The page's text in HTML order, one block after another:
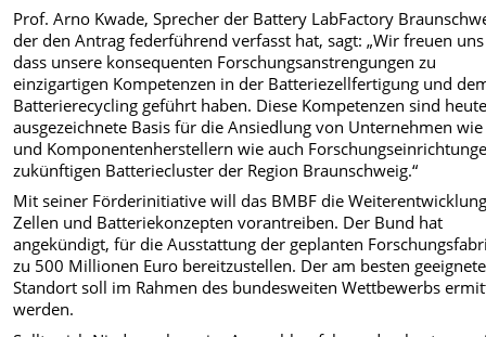
Prof. Arno Kwade, Sprecher der Battery LabFactory
der den Antrag federführend verfasst hat, sagt: „Wir freuen
dass unsere konsequenten Forschungsanstrengungen zu
einzigartigen Kompetenzen in der Batteriezellfertigung und
Batterierecycling geführt haben. Diese Kompetenzen sind
ausgezeichnete Basis für die Ansiedlung von Unternehmen
und Komponentenherstellern wie auch
zukünftigen Batteriecluster der Region Braunschweig.“
Mit seiner Förderinitiative will das BMBF die
Zellen und Batteriekonzepten vorantreiben. Der Bund hat
angekündigt, für die Ausstattung der geplanten
zu 500 Millionen Euro bereitzustellen. Der am besten geeignete
Standort soll im Rahmen des bundesweiten Wettbewerbs
werden.